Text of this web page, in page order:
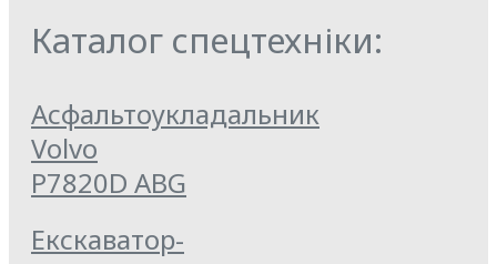
Каталог спецтехніки:
Асфальтоукладальник
Volvo
P7820D ABG
Екскаватор-